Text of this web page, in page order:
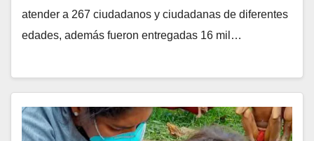
atender a 267 ciudadanos y ciudadanas de diferentes
edades, además fueron entregadas 16 mil…